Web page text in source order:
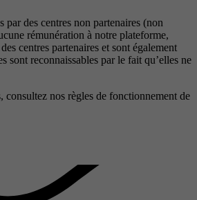
par des centres non partenaires (non
rémunération à notre plateforme,
centres partenaires et sont également
sont reconnaissables par le fait qu’elles ne
consultez nos règles de fonctionnement de